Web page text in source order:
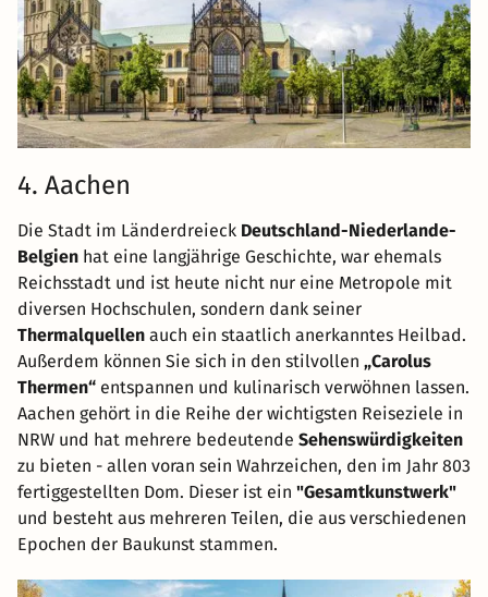
4. Aachen
Die Stadt im Länderdreieck Deutschland-Niederlande-
Belgien hat eine langjährige Geschichte, war ehemals
Reichsstadt und ist heute nicht nur eine Metropole mit
diversen Hochschulen, sondern dank seiner
Thermalquellen auch ein staatlich anerkanntes Heilbad.
Außerdem können Sie sich in den stilvollen „Carolus
Thermen“ entspannen und kulinarisch verwöhnen lassen.
Aachen gehört in die Reihe der wichtigsten Reiseziele in
NRW und hat mehrere bedeutende Sehenswürdigkeiten
zu bieten - allen voran sein Wahrzeichen, den im Jahr 803
fertiggestellten Dom. Dieser ist ein "Gesamtkunstwerk"
und besteht aus mehreren Teilen, die aus verschiedenen
Epochen der Baukunst stammen.